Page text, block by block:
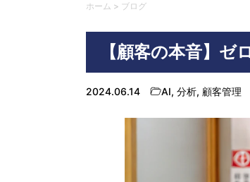
ホーム > ブログ
【顧客の本音】
2024.06.14 AI, 分析, 顧客管理